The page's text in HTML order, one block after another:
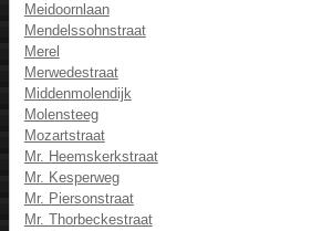
Meidoornlaan
Mendelssohnstraat
Merel
Merwedestraat
Middenmolendijk
Molensteeg
Mozartstraat
Mr. Heemskerkstraat
Mr. Kesperweg
Mr. Piersonstraat
Mr. Thorbeckestraat